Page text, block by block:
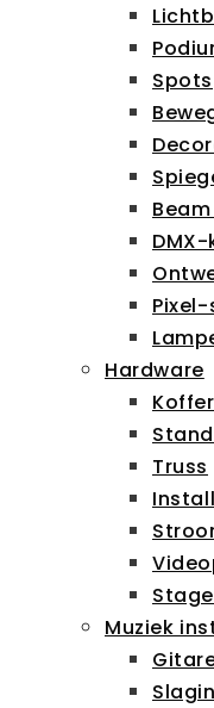
Spots
Hardware
Truss
Muziek